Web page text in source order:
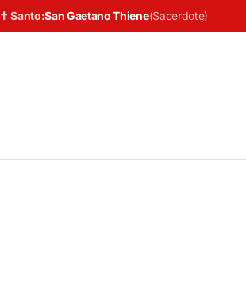
✝ Santo:San Gaetano Thiene(Sacerdote)